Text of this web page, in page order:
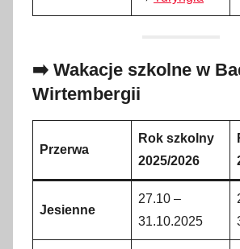
➡️ Wakacje szkolne w
Wirtembergii
Przerwa
Rok szkolny
2025/2026
Jesienne
27.10 –
31.10.2025